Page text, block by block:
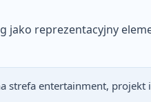
reprezentacyjny
strefa entertainment, projekt